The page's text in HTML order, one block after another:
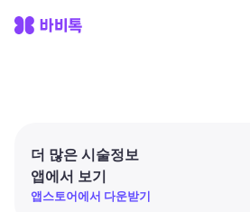
더 많은 시술정보
앱에서 보기
앱스토어에서 다운받기